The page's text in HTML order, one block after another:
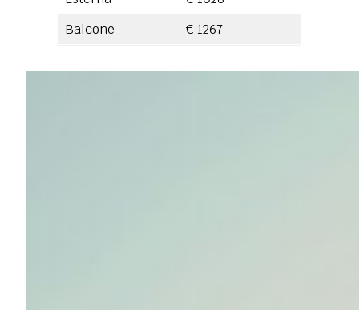
Balcone
€ 1267